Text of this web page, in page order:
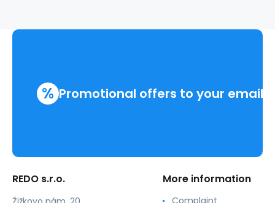
122306
% Promotional offers to your email
REDO s.r.o. More information
Complaint